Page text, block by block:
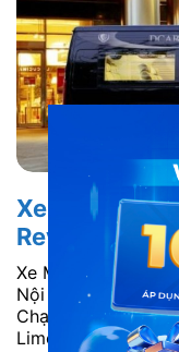
Xe Minh Hà
Review từ A
Xe Minh Hà
Nội – Cẩm Phả
Chạy dòng xe
Limousine luôn